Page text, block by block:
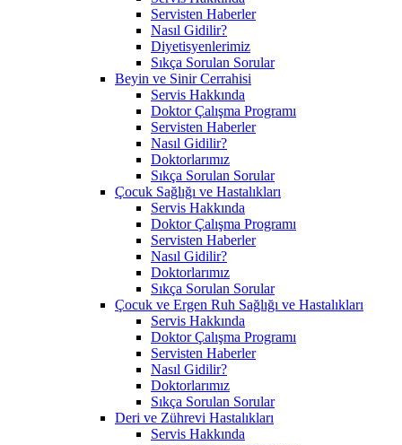
Servisten Haberler
Nasıl Gidilir?
Diyetisyenlerimiz
Sıkça Sorulan Sorular
Beyin ve Sinir Cerrahisi
Servis Hakkında
Doktor Çalışma Programı
Servisten Haberler
Nasıl Gidilir?
Doktorlarımız
Sıkça Sorulan Sorular
Çocuk Sağlığı ve Hastalıkları
Servis Hakkında
Doktor Çalışma Programı
Servisten Haberler
Nasıl Gidilir?
Doktorlarımız
Sıkça Sorulan Sorular
Çocuk ve Ergen Ruh Sağlığı ve Hastalıkları
Servis Hakkında
Doktor Çalışma Programı
Servisten Haberler
Nasıl Gidilir?
Doktorlarımız
Sıkça Sorulan Sorular
Deri ve Zührevi Hastalıkları
Servis Hakkında